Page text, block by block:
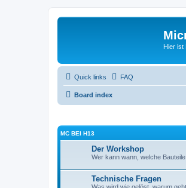
Hier ist
Quick links FAQ
Board index
ΜC BEI H13
Der Workshop
Wer kann wann, welche
Technische Fragen